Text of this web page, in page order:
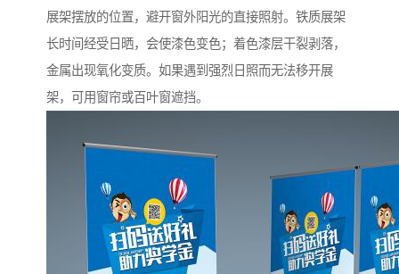
展架摆放的位置，避开窗外阳光的直接照射。铁质展架
长时间经受日晒，会使漆色变色；着色漆层干裂剥落，
金属出现氧化变质。如果遇到强烈日照而无法移开展
架，可用窗帘或百叶窗遮挡。